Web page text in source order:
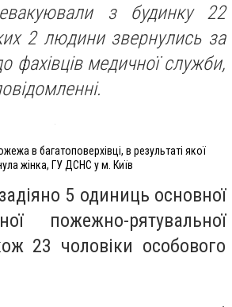
евакуювали з будинку 22
2 людини звернулись за
фахівців медичної служби,
в багатоповерхівці, в результаті якої
жінка, ГУ ДСНС у м. Київ
5 одиниць основної
пожежно-рятувальної
23 чоловіки особового